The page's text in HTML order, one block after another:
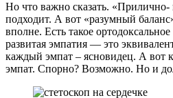
Но что важно сказать. «Прилично-
подходит. А вот «разумный
вполне. Есть такое
развитая эмпатия — это
каждый эмпат – ясновидец. А вот
эмпат. Спорно? Возможно. Но и